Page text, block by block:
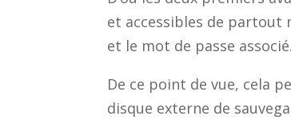
et accessibles de
et le mot de passe associé.
De ce point de vue, cela
disque externe de